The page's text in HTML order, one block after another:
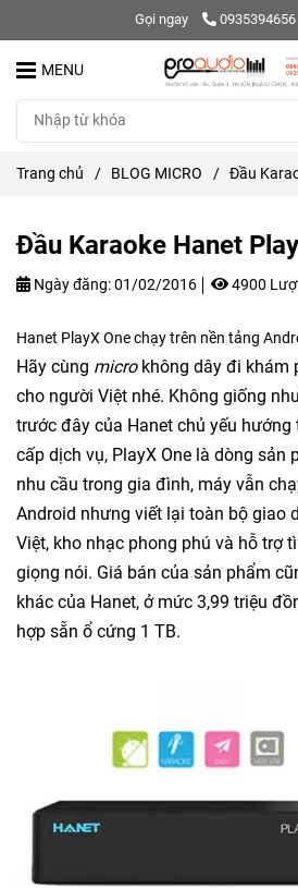
Gọi ngay 0935394656
MENU
Trang chủ / BLOG MICRO / Đầu
Đầu Karaoke Hanet
Ngày đăng:01/02/2016 4900
Hanet PlayX One chạy trên nền tảng
Hãy cùng microkhông dây đi khám
cho người Việt nhé. Không giống
trước đây của Hanet chủ yếu
cấp dịch vụ, PlayX One là dòng sản
nhu cầu trong gia đình, máy vẫn
Android nhưng viết lại toàn bộ giao
Việt, kho nhạc phong phú và hỗ trợ
giọng nói. Giá bán của sản phẩm
khác của Hanet, ở mức 3,99 triệu
hợp sẵn ổ cứng 1 TB.